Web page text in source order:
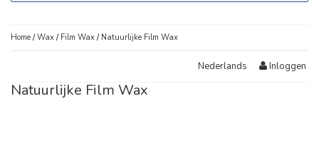
Home /Wax / Film Wax / Natuurlijke Film Wax
Nederlands Inloggen
Natuurlijke Film Wax